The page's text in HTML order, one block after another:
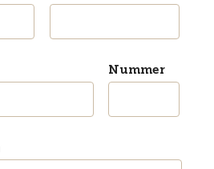
Nummer